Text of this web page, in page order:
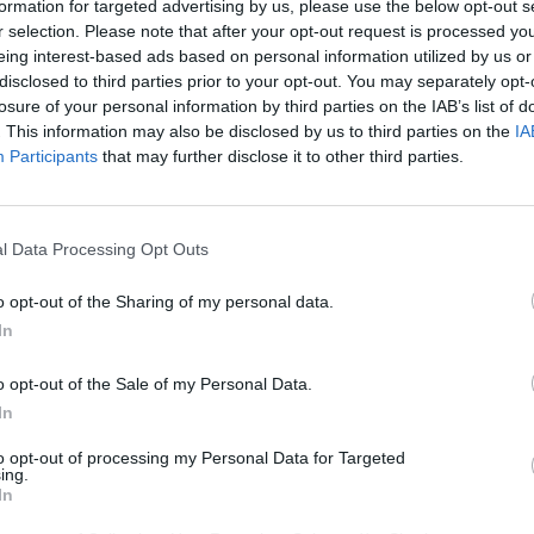
for targeted advertising by us, please use the below opt-out
selection. Please note that after your opt-out request is processed
interest-based ads based on personal information utilized by us
to third parties prior to your opt-out. You may separately
of your personal information by third parties on the IAB’s list of
This information may also be disclosed by us to third parties on the
Participants that may further disclose it to other third parties.
Data Processing Opt Outs
opt-out of the Sharing of my personal data.
opt-out of the Sale of my Personal Data.
opt-out of processing my Personal Data for Targeted
espaços dedicados à juventude e ao desporto no
parque infantil. A mostra agropecuária estará
de Liz.
de S. João, com provas de 5 e 10 km, marcado
de Évora. No domingo, dia 22, às 09h00, terá
gratuitos entre os parques de estacionamento
Porta de Aviz e Av. Lino de Carvalho) e o
entre as 20h00 e as 00h30.
e estacionamentos acessíveis para pessoas